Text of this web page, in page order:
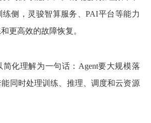
侧，灵骏智算服务、PAI平台等能力
更高效的故障恢复。
化理解为一句话：Agent要大规模落
同时处理训练、推理、调度和云资源